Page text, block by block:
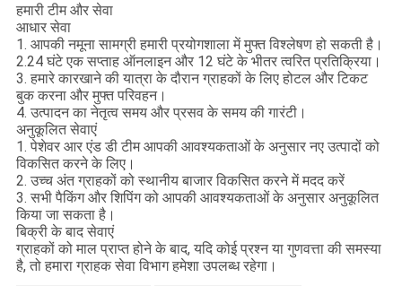
हमारी टीम और सेवा
आधार सेवा
1. आपकी नमूना सामग्री हमारी प्रयोगशाला में मुफ्त विश्लेषण हो सकती है।
2.24 घंटे एक सप्ताह ऑनलाइन और 12 घंटे के भीतर त्वरित प्रतिक्रिया।
3. हमारे कारखाने की यात्रा के दौरान ग्राहकों के लिए होटल और टिकट
बुक करना और मुफ्त परिवहन।
4. उत्पादन का नेतृत्व समय और प्रसव के समय की गारंटी।
अनुकूलित सेवाएं
1. पेशेवर आर एंड डी टीम आपकी आवश्यकताओं के अनुसार नए उत्पादों को
विकसित करने के लिए।
2. उच्च अंत ग्राहकों को स्थानीय बाजार विकसित करने में मदद करें
3. सभी पैकिंग और शिपिंग को आपकी आवश्यकताओं के अनुसार अनुकूलित
किया जा सकता है।
बिक्री के बाद सेवाएं
ग्राहकों को माल प्राप्त होने के बाद, यदि कोई प्रश्न या गुणवत्ता की समस्या
है, तो हमारा ग्राहक सेवा विभाग हमेशा उपलब्ध रहेगा।